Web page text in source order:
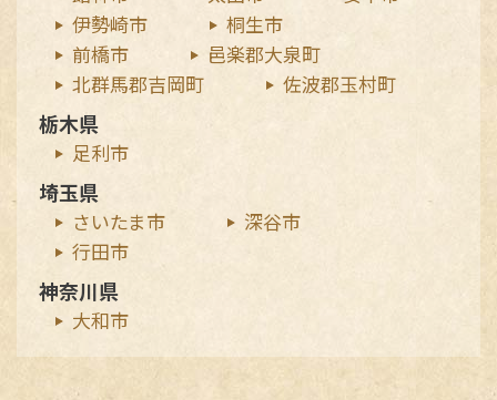
伊勢崎市
桐生市
前橋市
邑楽郡大泉町
北群馬郡吉岡町
佐波郡玉村町
栃木県
足利市
埼玉県
さいたま市
深谷市
行田市
神奈川県
大和市